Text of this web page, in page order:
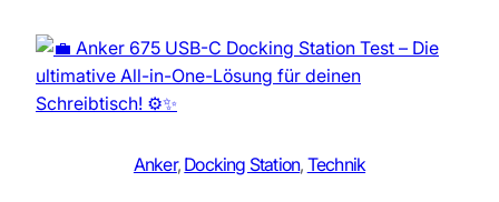
Anker, Docking Station, Technik